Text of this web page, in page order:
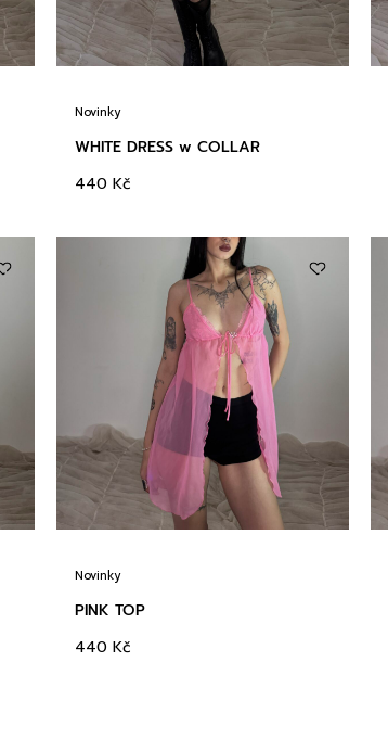
Novinky
WHITE DRESS w COLLAR
440 Kč
Novinky
PINK TOP
440 Kč